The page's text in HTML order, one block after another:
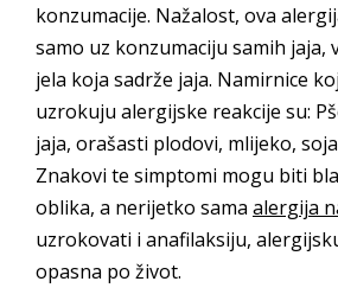
konzumacije. Nažalost, ova
samo uz konzumaciju samih jaja,
jela koja sadrže jaja. Namirnice
uzrokuju alergijske reakcije su:
jaja, orašasti plodovi, mlijeko,
Znakovi te simptomi mogu biti
oblika, a nerijetko sama alergija
uzrokovati i anafilaksiju,
opasna po život.